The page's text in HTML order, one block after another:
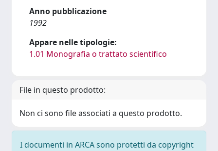
Anno pubblicazione
1992
Appare nelle tipologie:
1.01 Monografia o trattato scientifico
File in questo prodotto:
Non ci sono file associati a questo prodotto.
I documenti in ARCA sono protetti da copyright